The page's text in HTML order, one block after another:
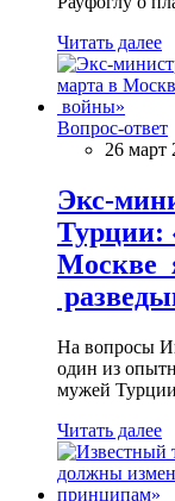
Читать далее
Вопрос-ответ
26 март
Экс-
Турции:
Москве
На вопросы
один из
мужей
Читать далее